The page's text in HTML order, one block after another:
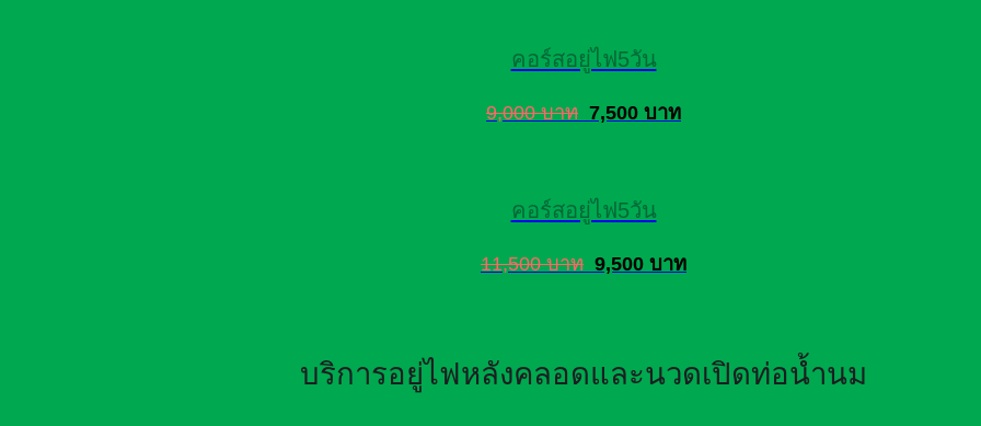
คอร์สอยู่ไฟ5วัน
9,000 บาท 7,500 บาท
คอร์สอยู่ไฟ5วัน
11,500 บาท 9,500 บาท
บริการอยู่ไฟหลังคลอดและนวดเปิดท่อน้ำนม